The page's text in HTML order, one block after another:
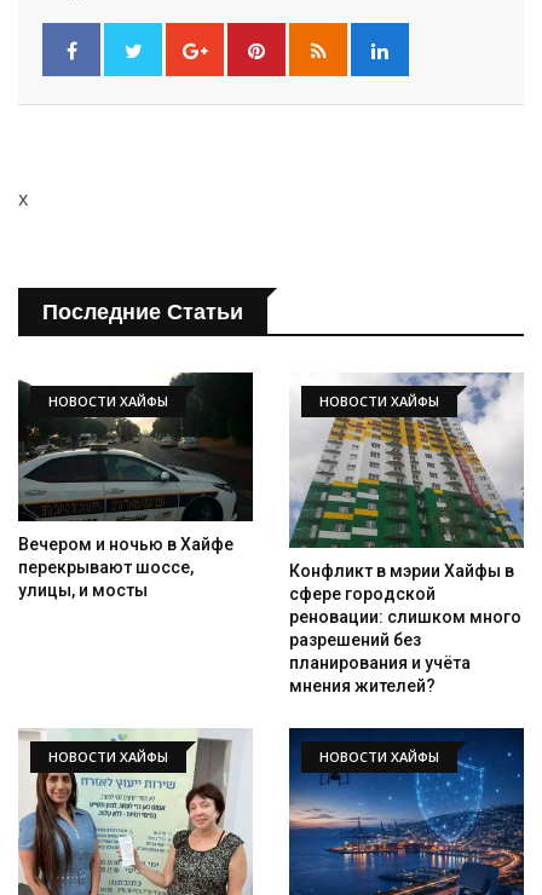
x
Последние Статьи
НОВОСТИ ХАЙФЫ
Вечером и ночью в Хайфе
перекрывают шоссе,
улицы, и мосты
НОВОСТИ ХАЙФЫ
Конфликт в мэрии Хайфы в
сфере городской
реновации: слишком много
разрешений без
планирования и учёта
мнения жителей?
НОВОСТИ ХАЙФЫ НОВОСТИ ХАЙФЫ